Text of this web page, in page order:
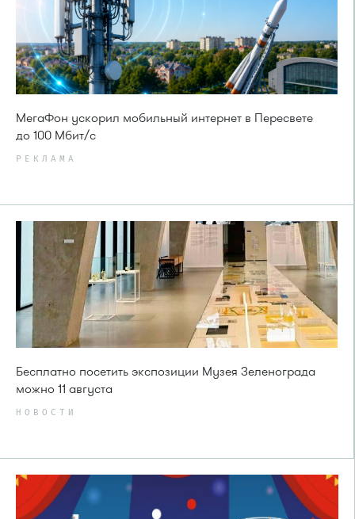
МегаФон ускорил мобильный интернет в Пересвете
до 100 Мбит/с
РЕКЛАМА
Бесплатно посетить экспозиции Музея Зеленограда
можно 11 августа
НОВОСТИ